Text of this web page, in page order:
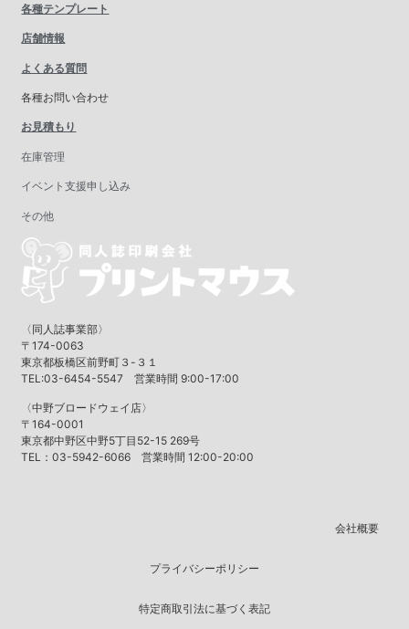
各種テンプレート
店舗情報
よくある質問
各種お問い合わせ
お見積もり
在庫管理
イベント支援申し込み
その他
〈同人誌事業部〉
〒174-0063
東京都板橋区前野町３-３１
TEL:03-6454-5547 営業時間 9:00-17:00
〈中野ブロードウェイ店〉
〒164-0001
東京都中野区中野5丁目52-15 269号
TEL：03-5942-6066 営業時間 12:00-20:00
会社概要
プライバシーポリシー
特定商取引法に基づく表記